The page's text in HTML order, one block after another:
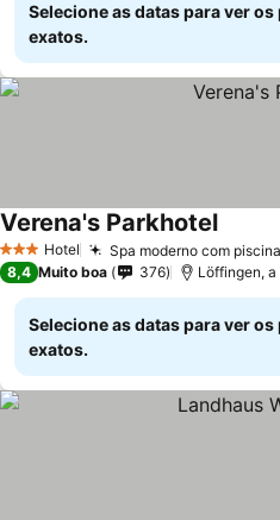
Selecione as datas para ver
exatos.
3 EstrelasHotel Spa moderno com
Verena's ParkhotelVer
8,4 Muito boa 376 Löffingen, a
Selecione as datas para ver
exatos.